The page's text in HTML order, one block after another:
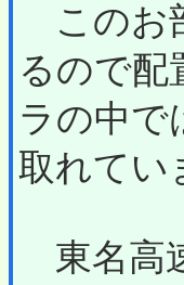
このお
るので配
ラの中で
取れてい
東名高